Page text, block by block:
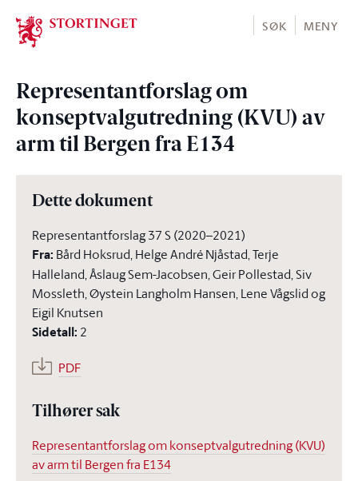
Stortinget.no
SØK MENY
Representantforslag om
konseptvalgutredning (KVU) av
arm til Bergen fra E134
Dette dokument
Representantforslag 37 S (2020–2021)
Fra: Bård Hoksrud, Helge André Njåstad, Terje
Halleland, Åslaug Sem-Jacobsen, Geir Pollestad, Siv
Mossleth, Øystein Langholm Hansen, Lene Vågslid og
Eigil Knutsen
Sidetall: 2
PDF
Tilhører sak
Representantforslag om konseptvalgutredning (KVU)
av arm til Bergen fra E134